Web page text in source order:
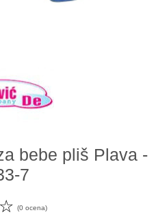
bebe pliš Plava -
7
☆ (0 ocena)